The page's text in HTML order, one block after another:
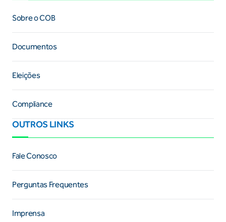
Sobre o COB
Documentos
Eleições
Compliance
OUTROS LINKS
Fale Conosco
Perguntas Frequentes
Imprensa